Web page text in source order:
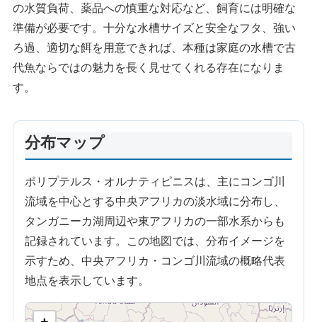
の水質負荷、薬品への慎重な対応など、飼育には明確な
準備が必要です。十分な水槽サイズと安全なフタ、強い
ろ過、適切な餌を用意できれば、本種は家庭の水槽で古
代魚ならではの魅力を長く見せてくれる存在になりま
す。
分布マップ
ポリプテルス・オルナティピニスは、主にコンゴ川
流域を中心とする中央アフリカの淡水域に分布し、
タンガニーカ湖周辺や東アフリカの一部水系からも
記録されています。この地図では、分布イメージを
示すため、中央アフリカ・コンゴ川流域の概略代表
地点を表示しています。